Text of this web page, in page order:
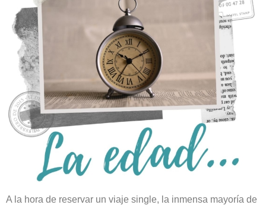
A la hora de reservar un viaje single, la inmensa mayoría de